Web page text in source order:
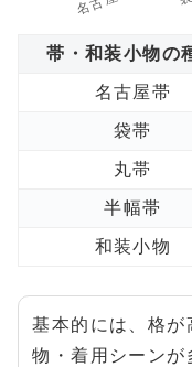
帯・和装小物の
名古屋帯
袋帯
丸帯
半幅帯
和装小物
基本的には、格
物・着用シーンが